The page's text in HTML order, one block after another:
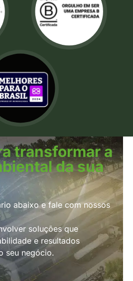
transformar a
da sua
abaixo e fale com nossos
soluções que
e resultados
seu negócio.